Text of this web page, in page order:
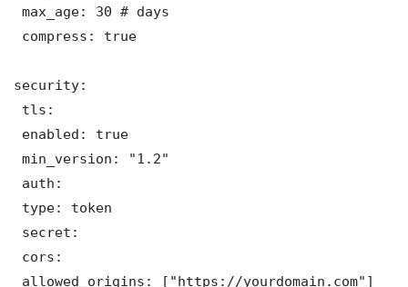
max_age: 30 # days
compress: true
security:
tls:
enabled: true
min_version: "1.2"
auth:
type: token
secret:
cors:
allowed_origins: ["https://yourdomain.com"]